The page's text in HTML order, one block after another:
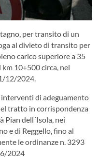
per transito di un
al divieto di transito per
carico superiore a 35
10+500 circa, nel
12/2024.
di adeguamento
tratto in corrispondenza
Pian dell´Isola, nei
e di Reggello, fino al
le ordinanze n. 3293
2024